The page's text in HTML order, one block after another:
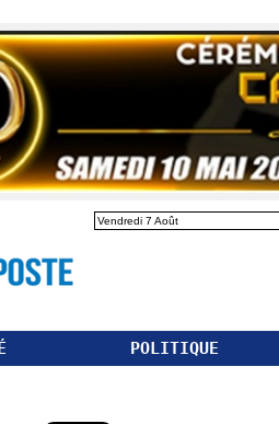
Vendredi 7 Août
POLITIQUE